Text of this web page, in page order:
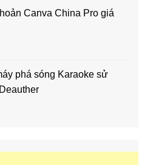
Canva China Pro giá
phá sóng Karaoke sử